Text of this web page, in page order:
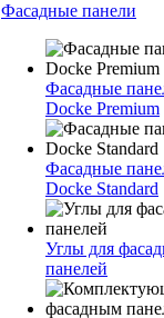
Фасадные панели
Фасадные
Docke Premium
Фасадные
Docke Standard
Углы для
панелей